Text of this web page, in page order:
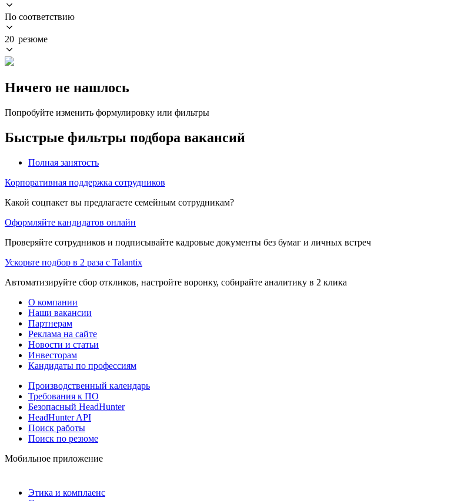
По соответствию
20 резюме
Ничего не нашлось
Попробуйте изменить формулировку или фильтры
Быстрые фильтры подбора вакансий
Полная занятость
Корпоративная поддержка сотрудников
Какой соцпакет вы предлагаете семейным сотрудникам?
Оформляйте кандидатов онлайн
Проверяйте сотрудников и подписывайте кадровые документы без бумаг и личных встреч
Ускорьте подбор в 2 раза с Talantix
Автоматизируйте сбор откликов, настройте воронку, собирайте аналитику в 2 клика
О компании
Наши вакансии
Партнерам
Реклама на сайте
Новости и статьи
Инвесторам
Кандидаты по профессиям
Производственный календарь
Требования к ПО
Безопасный HeadHunter
HeadHunter API
Поиск работы
Поиск по резюме
Мобильное приложение
Этика и комплаенс